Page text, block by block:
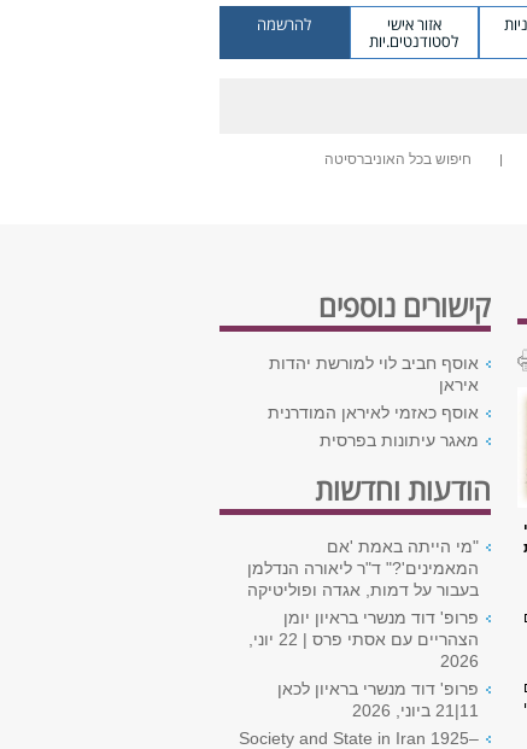
אזור אישי
לסטודנטים.יות
להרשמה
חיפוש בכל האוניברסיטה
קישורים נוספים
אוסף חביב לוי למורשת יהדות
איראן
אוסף כאזמי לאיראן המודרנית
מאגר עיתונות בפרסית
הודעות וחדשות
"מי הייתה באמת 'אם
המאמינים'?" ד"ר ליאורה הנדלמן
בעבור על דמות, אגדה ופוליטיקה
פרופ' דוד מנשרי בראיון יומן
הצהריים עם אסתי פרס | 22 יוני,
2026
פרופ' דוד מנשרי בראיון לכאן
11|21 ביוני, 2026
Society and State in Iran 1925–